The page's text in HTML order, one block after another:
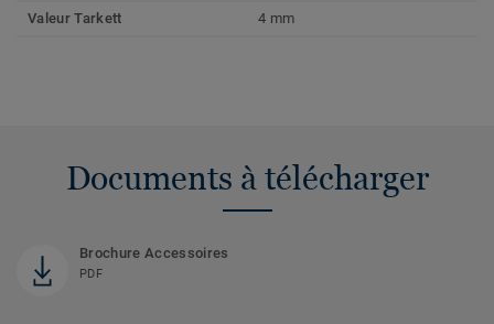
Valeur Tarkett 4 mm
Documents à télécharger
Brochure Accessoires
PDF